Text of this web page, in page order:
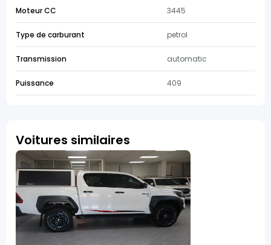
Moteur CC 3445
Type de carburant petrol
Transmission automatic
Puissance 409
Voitures similaires